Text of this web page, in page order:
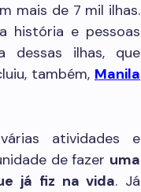
mais de 7 mil ilhas.
história e pessoas
dessas ilhas, que
também, Manila
atividades e
de fazer uma
já fiz na vida. Já